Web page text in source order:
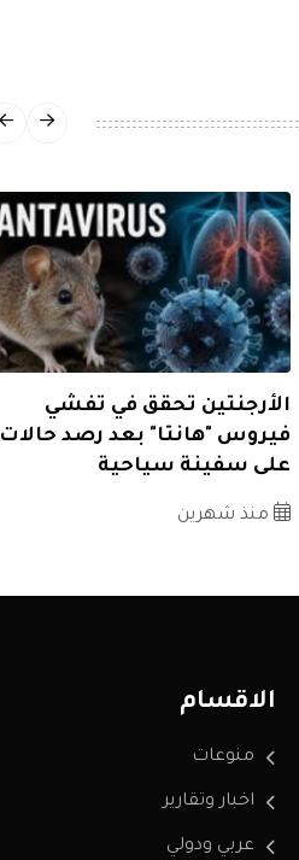
الأرجنتين تحقق في تفشي
فيروس "هانتا" بعد رصد حالات
على سفينة سياحية
منذ شهرين
الاقسام
منوعات
اخبار وتقارير
عربي ودولي